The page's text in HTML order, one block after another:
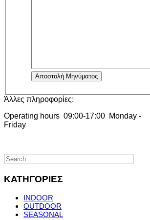
Αποστολή Μηνύματος
Άλλες πληροφορίες:
Οperating hours 09:00-17:00 Monday -
Friday
ΚΑΤΗΓΟΡΙΕΣ
INDOOR
OUTDOOR
SEASONAL